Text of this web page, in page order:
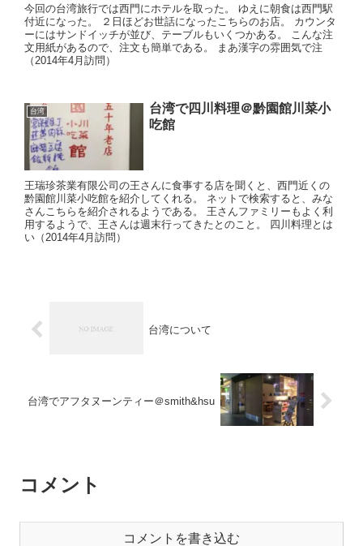
今回の台湾旅行では西門にホテルを取った。 ゆえに朝食は西門駅
付近になった。 ２日ほどお世話になったこちらのお店。 カウンタ
ーにはサンドイッチが並び、テーブルもいくつかある。 こんな注
文用紙があるので、注文も簡単である。 まあ漢字の雰囲気で注
（2014年4月訪問）
台湾
台湾で四川料理＠黔園館川菜小
吃館
王瑞珍茶業有限公司の王さんに食事する店を聞くと、西門近くの
黔園館川菜小吃館を紹介してくれる。 ネットで検索すると、みな
さんこちらを紹介されるようである。 王さんファミリーもよく利
用するようで、王さんは週末行ってきたとのこと。 四川料理とは
い（2014年4月訪問）
台湾について
台湾でアフタヌーンティー＠smith&hsu
コメント
コメントを書き込む